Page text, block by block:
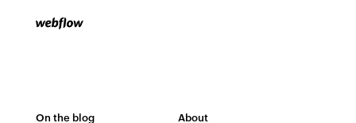
On the blog About